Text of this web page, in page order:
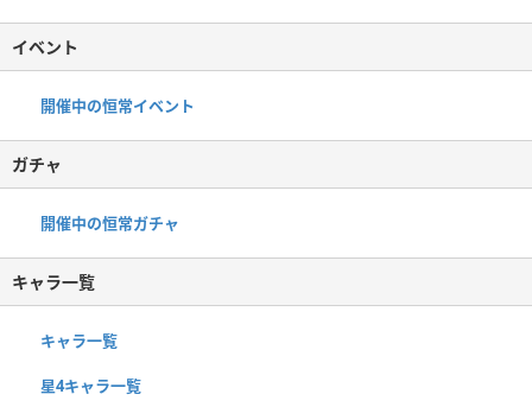
イベント
開催中の恒常イベント
ガチャ
開催中の恒常ガチャ
キャラ一覧
キャラ一覧
星4キャラ一覧